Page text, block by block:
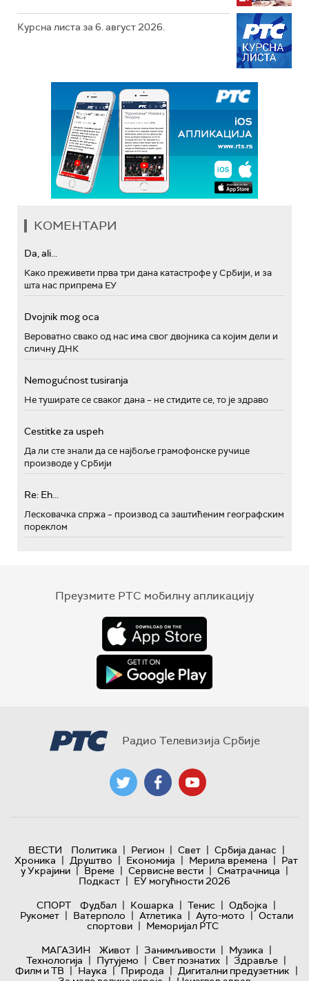
Курсна листа за 6. август 2026.
КОМЕНТАРИ
Da, ali...
Како преживети прва три дана катастрофе у Србији, и за
шта нас припрема ЕУ
Dvojnik mog oca
Вероватно свако од нас има свог двојника са којим дели и
сличну ДНК
Nemogućnost tusiranja
Не туширате се сваког дана – не стидите се, то је здраво
Cestitke za uspeh
Да ли сте знали да се најбоље грамофонске ручице
производе у Србији
Re: Eh...
Лесковачка спржа – производ са заштићеним географским
пореклом
Преузмите РТС мобилну апликацију
Радио Телевизија Србије
ВЕСТИ Политика | Регион | Свет | Србија данас |
Хроника | Друштво | Економија | Мерила времена | Рат
у Украјини | Време | Сервисне вести | Сматрачница |
Подкаст | ЕУ могућности 2026
СПОРТ
Фудбал | Кошарка | Тенис | Одбојка |
Рукомет | Ватерполо | Атлетика | Ауто-мото | Остали
спортови | Меморијал РТС
МАГАЗИН
Живот | Занимљивости | Музика |
Технологијa | Путујемо | Свет познатих | Здравље |
Филм и ТВ | Наука | Природа | Дигитални предузетник |